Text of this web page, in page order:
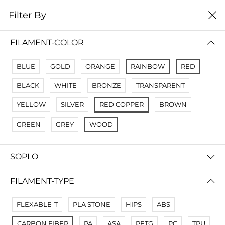
0
No Results
Not Found Filters1
Not Found Filters2
Filter By
FILAMENT-COLOR
BLUE GOLD ORANGE RAINBOW RED
BLACK WHITE BRONZE TRANSPARENT
YELLOW SILVER RED COPPER BROWN
GREEN GREY WOOD
SOPLO
FILAMENT-TYPE
FLEXABLE-T PLA STONE HIPS ABS